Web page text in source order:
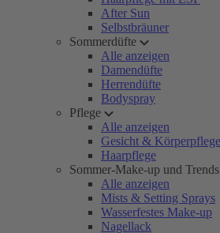
After Sun
Selbstbräuner
Sommerdüfte
Alle anzeigen
Damendüfte
Herrendüfte
Bodyspray
Pflege
Alle anzeigen
Gesicht & Körperpflege
Haarpflege
Sommer-Make-up und Trends
Alle anzeigen
Mists & Setting Sprays
Wasserfestes Make-up
Nagellack